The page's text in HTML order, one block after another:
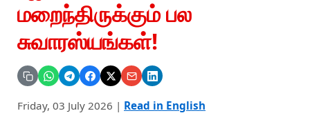
மறைந்திருக்கும் பல
சுவாரஸ்யங்கள்!
Friday, 03 July 2026 | Read in English